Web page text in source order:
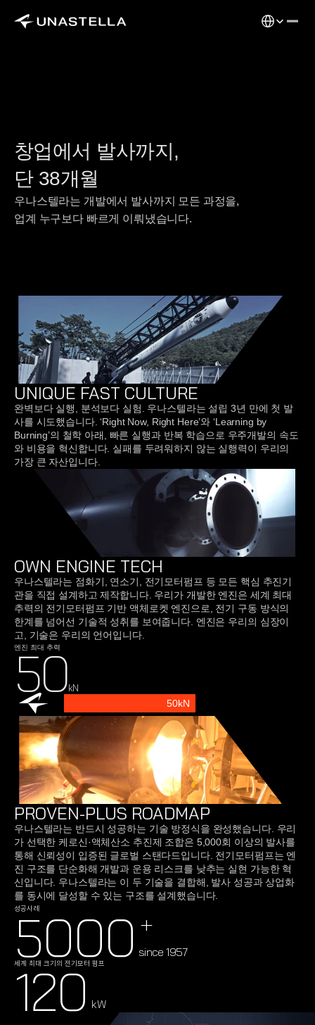
Select
UNIQUE FAST CULTURE
완벽보다 실행, 분석보다 실험. 우나스텔라는 설립 3년 만에 첫 발
사를 시도했습니다. ‘Right Now, Right Here’와 ‘Learning by
Burning’의 철학 아래, 빠른 실행과 반복 학습으로 우주개발의 속도
와 비용을 혁신합니다. 실패를 두려워하지 않는 실행력이 우리의
가장 큰 자산입니다.
OWN ENGINE TECH
우나스텔라는 점화기, 연소기, 전기모터펌프 등 모든 핵심 추진기
관을 직접 설계하고 제작합니다. 우리가 개발한 엔진은 세계 최대
추력의 전기모터펌프 기반 액체로켓 엔진으로, 전기 구동 방식의
한계를 넘어선 기술적 성취를 보여줍니다. 엔진은 우리의 심장이
고, 기술은 우리의 언어입니다.
엔진 최대 추력
50kN
50kN
PROVEN-PLUS ROADMAP
우나스텔라는 반드시 성공하는 기술 방정식을 완성했습니다. 우리
가 선택한 케로신·액체산소 추진제 조합은 5,000회 이상의 발사를
통해 신뢰성이 입증된 글로벌 스탠다드입니다. 전기모터펌프는 엔
진 구조를 단순화해 개발과 운용 리스크를 낮추는 실현 가능한 혁
신입니다. 우나스텔라는 이 두 기술을 결합해, 발사 성공과 상업화
를 동시에 달성할 수 있는 구조를 설계했습니다.
5000 since 1957
+
성공사례
120
세계 최대 크기의 전기모터 펌프
kW
창업에서 발사까지,
단 38개월
우나스텔라는 개발에서 발사까지 모든 과정을,
업계 누구보다 빠르게 이뤄냈습니다.